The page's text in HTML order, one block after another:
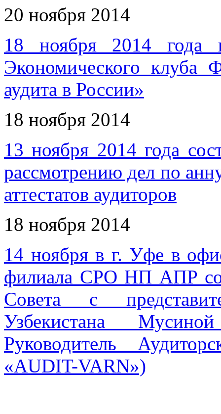
20 ноября 2014
18 ноября 2014 года
Экономического
аудита в России»
18 ноября 2014
13 ноября 2014 года
рассмотрению дел по
аттестатов аудиторов
18 ноября 2014
14 ноября в г. Уфе в
филиала СРО НП АПР
Совета с
Узбекистана
Руководитель
«AUDIT-VARN»)